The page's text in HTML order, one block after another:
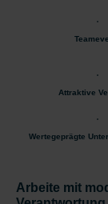
Attraktive
Wertegeprägte
Arbeite mit